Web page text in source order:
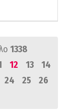
1338
12 13
14
24 25
26